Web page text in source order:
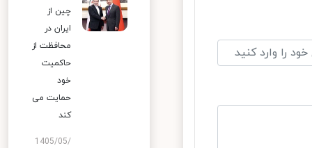
چین از
ایران در
محافظت از
حاکمیت
خود
حمایت می
کند
1405/05/